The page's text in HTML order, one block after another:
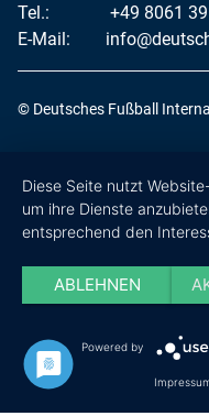
Tel.:
+49 8061
E-Mail:
© Deutsches Fußball
Diese Seite nutzt
um ihre Dienste
entsprechend den
ABLEHNEN
Powered by